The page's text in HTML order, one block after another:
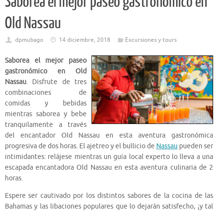
Old Nassau
dpmubago 14 diciembre, 2018 Excursiones y tours
Saborea el mejor paseo
gastronómico en Old
Nassau. Disfrute de tres
combinaciones de
comidas y bebidas
mientras saborea y bebe
tranquilamente a través
del encantador Old Nassau en esta aventura gastronómica
progresiva de dos horas. El ajetreo y el bullicio de Nassau pueden ser
intimidantes: relájese mientras un guía local experto lo lleva a una
escapada encantadora Old Nassau en esta aventura culinaria de 2
horas.
Espere ser cautivado por los distintos sabores de la cocina de las
Bahamas y las libaciones populares que lo dejarán satisfecho, ¡y tal